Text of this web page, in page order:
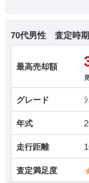
70代男性 査定時期
最高売却額
グレード
年式
走行距離
査定満足度